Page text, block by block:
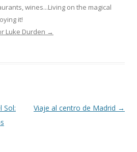
wines...Living on the magical
it!
Luke Durden →
Sol:
Viaje al centro de Madrid →